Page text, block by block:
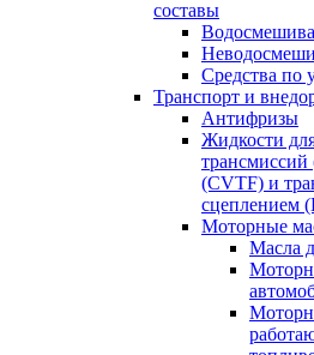
составы
Средства по
Транспорт и
Антифризы
Жидкости
трансмиссий
(CVTF) и
сцеплением
Моторные
Масла